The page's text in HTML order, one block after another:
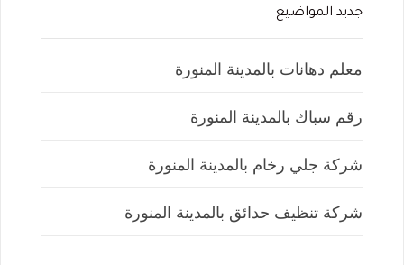
جديد المواضيع
معلم دهانات بالمدينة المنورة
رقم سباك بالمدينة المنورة
شركة جلي رخام بالمدينة المنورة
شركة تنظيف حدائق بالمدينة المنورة